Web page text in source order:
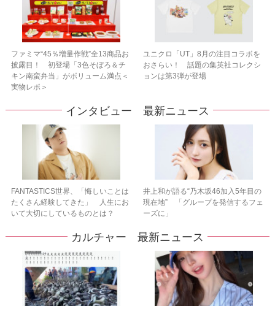
ファミマ“45％増量作戦”全13商品お
披露目！ 初登場「3色そぼろ＆チ
キン南蛮弁当」がボリューム満点＜
実物レポ＞
ユニクロ「UT」8月の注目コラボを
おさらい！ 話題の集英社コレクシ
ョンは第3弾が登場
インタビュー 最新ニュース
FANTASTICS世界、「悔しいことは
たくさん経験してきた」 人生にお
いて大切にしているものとは？
井上和が語る“乃木坂46加入5年目の
現在地” 「グループを発信するフェ
ーズに」
カルチャー 最新ニュース